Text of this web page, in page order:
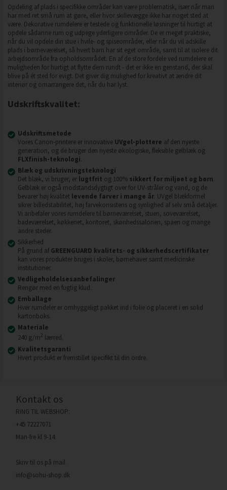
Opdeling af plads i specifikke områder kan være problematisk, især når man
har med ret små rum at gøre, eller hvor skillevægge ikke har noget sted at
være. Dekorative rumdelere er testede og funktionelle løsninger til hurtigt at
opdele sådanne rum og udpege yderligere områder. De er meget praktiske,
når du vil opdele din stue i hvile- og spiseområder, eller når du vil adskille
plads i børneværelset, så hvert barn har sit eget område, samt til at isolere dit
arbejdsområde fra opholdsområdet. En af de store fordele ved rumdelere er
muligheden for hurtigt at flytte dem rundt - det er ikke en genstand, der skal
blive på ét sted for evigt. Det giver dig mulighed for kreativt at ændre dit
interiør og omarrangere det, når du har lyst.
Udskriftskvalitet:
Udskriftsmetode
Vores Canon-printere er innovative UVgel-plottere af den nyeste
generation, og de bruger den nyeste økologiske, fleksible gelblæk og
FLXfinish-teknologi.
Blæk og udskrivningsteknologi
Det blæk, vi bruger, er lugtfrit og 100% sikkert for miljøet og børn.
Gelblæk er også modstandsdygtigt over for UV-stråler og vand, og de
bevarer høj kvalitet levende farver i mange år. UVgel blækformel
sikrer billedstabilitet, høj farvekonsistens og synlighed af selv små detaljer.
Vi anbefaler vores rumdelere til børneværelset, stuen, soveværelset,
badeværelset, køkkenet, kontoret, skønhedssalonen, spaen og mange
andre steder.
Sikkerhed
På grund af GREENGUARD kvalitets- og sikkerhedscertifikater
kan vores produkter bruges i skoler, børnehaver samt medicinske
institutioner.
Vedligeholdelsesanbefalinger
Rengør med en fugtig klud.
Emballage
Hver rumdeler er omhyggeligt pakket ind i folie og placeret i en solid
kartonboks.
Materiale
240 g/m2 lærred.
Kvalitetsgaranti
Hvert produkt er fremstillet specifikt til din ordre.
Kontakt os
RING TIL WEBSHOP:
+45 72227071
Man-fre kl 9-14
Skriv til os på mail
info@sohu-shop.dk